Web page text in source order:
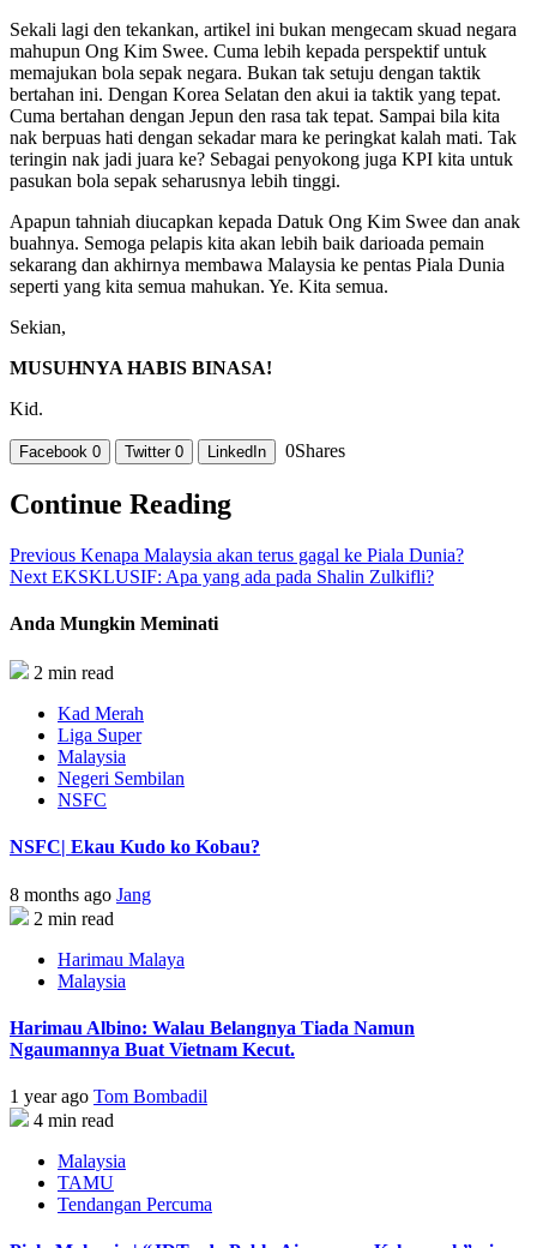
Sekali lagi den tekankan, artikel ini bukan mengecam skuad negara
mahupun Ong Kim Swee. Cuma lebih kepada perspektif untuk
memajukan bola sepak negara. Bukan tak setuju dengan taktik
bertahan ini. Dengan Korea Selatan den akui ia taktik yang tepat.
Cuma bertahan dengan Jepun den rasa tak tepat. Sampai bila kita
nak berpuas hati dengan sekadar mara ke peringkat kalah mati. Tak
teringin nak jadi juara ke? Sebagai penyokong juga KPI kita untuk
pasukan bola sepak seharusnya lebih tinggi.
Apapun tahniah diucapkan kepada Datuk Ong Kim Swee dan anak
buahnya. Semoga pelapis kita akan lebih baik darioada pemain
sekarang dan akhirnya membawa Malaysia ke pentas Piala Dunia
seperti yang kita semua mahukan. Ye. Kita semua.
Sekian,
MUSUHNYA HABIS BINASA!
Kid.
Facebook 0 Twitter 0 LinkedIn 0Shares
Continue Reading
Previous Kenapa Malaysia akan terus gagal ke Piala Dunia?
Next EKSKLUSIF: Apa yang ada pada Shalin Zulkifli?
Anda Mungkin Meminati
2 min read
Kad Merah
Liga Super
Malaysia
Negeri Sembilan
NSFC
NSFC| Ekau Kudo ko Kobau?
8 months ago Jang
2 min read
Harimau Malaya
Malaysia
Harimau Albino: Walau Belangnya Tiada Namun
Ngaumannya Buat Vietnam Kecut.
1 year ago Tom Bombadil
4 min read
Malaysia
TAMU
Tendangan Percuma